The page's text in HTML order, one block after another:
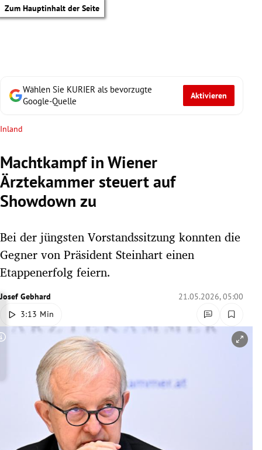
Zum Hauptinhalt der Seite
Untermenü
Untermenü
Untermenü
Untermenü
Untermenü
Untermenü
Untermenü
Untermenü
Wählen Sie KURIER als bevorzugte
Google-Quelle
Aktivieren
Inland
Machtkampf in Wiener
Ärztekammer steuert auf
Showdown zu
Bei der jüngsten Vorstandssitzung konnten die
Gegner von Präsident Steinhart einen
Etappenerfolg feiern.
Josef Gebhard
21.05.2026, 05:00
3:13 Min
Copyright-Hinweis öffnen/schließen